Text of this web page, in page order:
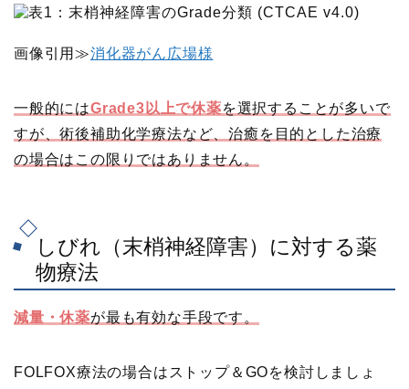
画像引用≫消化器がん広場様
一般的にはGrade3以上で休薬を選択することが多いで
すが、術後補助化学療法など、治癒を目的とした治療
の場合はこの限りではありません。
しびれ（末梢神経障害）に対する薬
物療法
減量・休薬が最も有効な手段です。
FOLFOX療法の場合はストップ＆GOを検討しましょ